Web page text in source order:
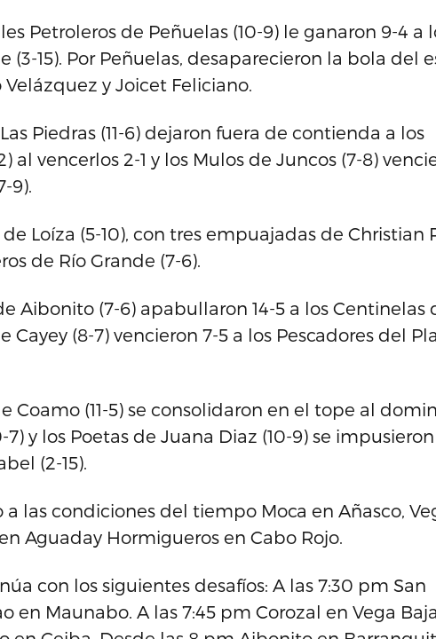
Petroleros de Peñuelas (10-9) le ganaron 9-4 a
(3-15). Por Peñuelas, desaparecieron la bola del
y Joicet Feliciano.
Piedras (11-6) dejaron fuera de contienda a los
al vencerlos 2-1 y los Mulos de Juncos (7-8)
9).
Loíza (5-10), con tres empuajadas de Christian
de Río Grande (7-6).
Aibonito (7-6) apabullaron 14-5 a los Centinelas
Cayey (8-7) vencieron 7-5 a los Pescadores del
Coamo (11-5) se consolidaron en el tope al
y los Poetas de Juana Diaz (10-9) se impusieron
(2-15).
las condiciones del tiempo Moca en Añasco,
Aguaday Hormigueros en Cabo Rojo.
con los siguientes desafíos: A las 7:30 pm San
en Maunabo. A las 7:45 pm Corozal en Vega